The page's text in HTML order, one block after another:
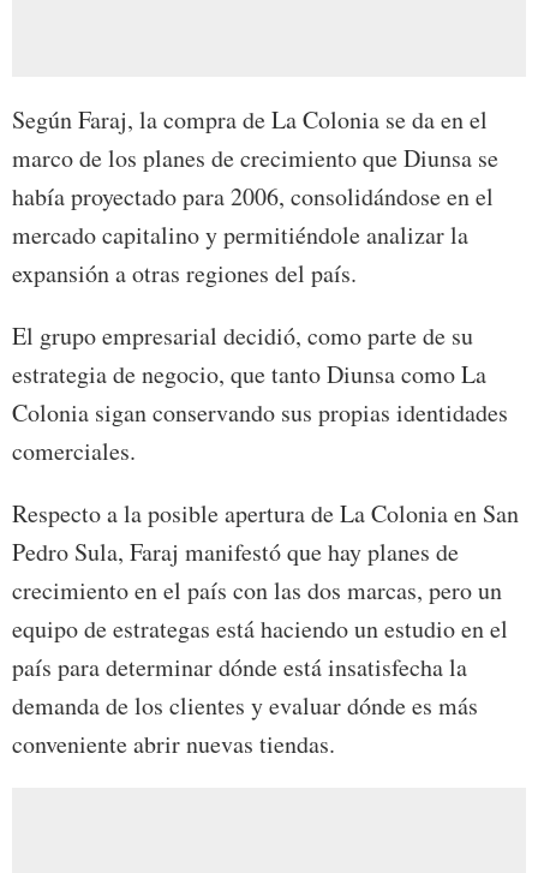
Según Faraj, la compra de La Colonia se da en el
marco de los planes de crecimiento que Diunsa se
había proyectado para 2006, consolidándose en el
mercado capitalino y permitiéndole analizar la
expansión a otras regiones del país.
El grupo empresarial decidió, como parte de su
estrategia de negocio, que tanto Diunsa como La
Colonia sigan conservando sus propias identidades
comerciales.
Respecto a la posible apertura de La Colonia en San
Pedro Sula, Faraj manifestó que hay planes de
crecimiento en el país con las dos marcas, pero un
equipo de estrategas está haciendo un estudio en el
país para determinar dónde está insatisfecha la
demanda de los clientes y evaluar dónde es más
conveniente abrir nuevas tiendas.